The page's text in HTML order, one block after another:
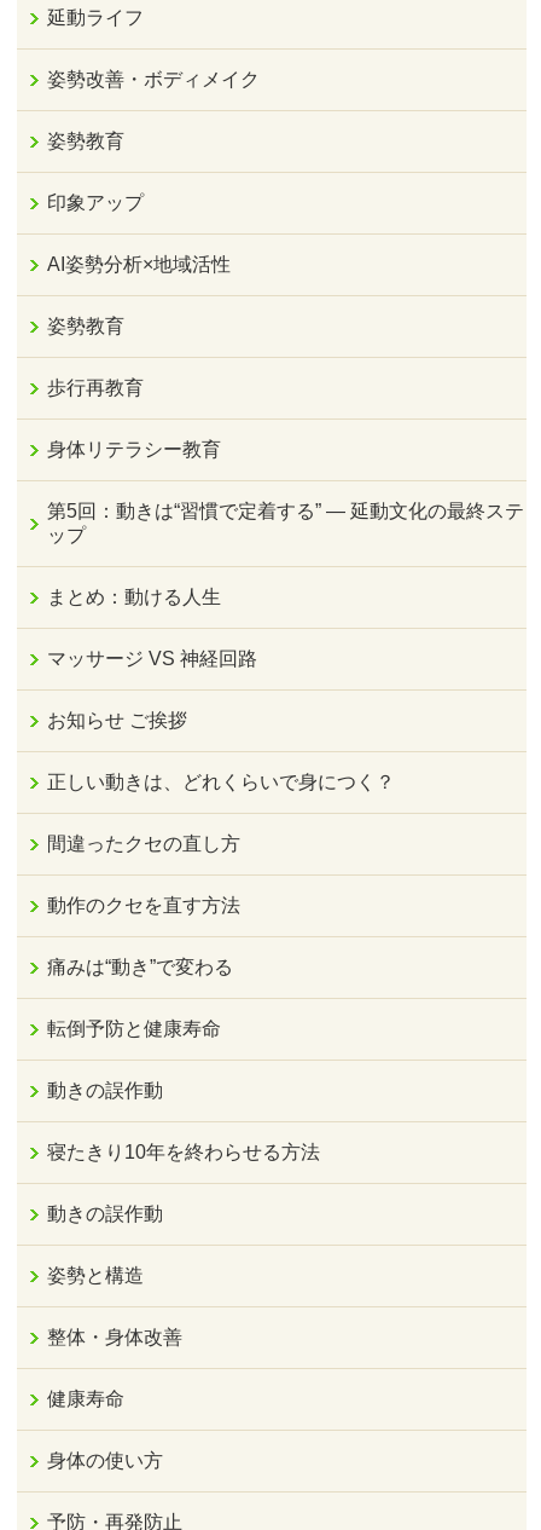
延動ライフ
姿勢改善・ボディメイク
姿勢教育
印象アップ
AI姿勢分析×地域活性
姿勢教育
歩行再教育
身体リテラシー教育
第5回：動きは“習慣で定着する” — 延動文化の最終ステ
ップ
まとめ：動ける人生
マッサージ VS 神経回路
お知らせ ご挨拶
正しい動きは、どれくらいで身につく？
間違ったクセの直し方
動作のクセを直す方法
痛みは“動き”で変わる
転倒予防と健康寿命
動きの誤作動
寝たきり10年を終わらせる方法
動きの誤作動
姿勢と構造
整体・身体改善
健康寿命
身体の使い方
予防・再発防止